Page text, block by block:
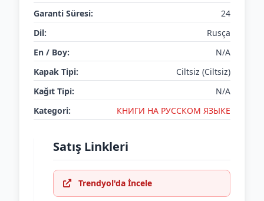
Garanti Süresi:
24
Dil:
Rusça
En / Boy:
N/A
Kapak Tipi:
Ciltsiz (Ciltsiz)
Kağıt Tipi:
N/A
Kategori:
КНИГИ НА РУССКОМ ЯЗЫКЕ
Satış Linkleri
Trendyol'da İncele